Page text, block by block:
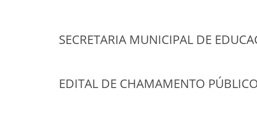
SECRETARIA MUNICIPAL DE
EDITAL DE CHAMAMENTO